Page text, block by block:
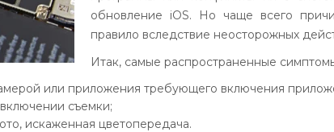
обновление iOS. Но чаще всего
правило вследствие неосторожных
Итак, самые распространенные
или приложения требующего включения
съемки;
искаженная цветопередача.